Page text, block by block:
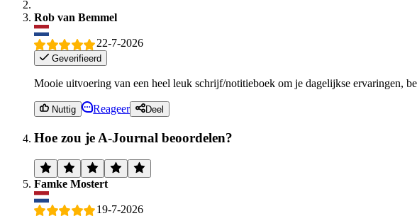
Rob van Bemmel
22-7-2026
Geverifieerd
Mooie uitvoering van een heel leuk schrijf/notitieboek om je dagelijkse ervaringen,
Nuttig Reageer Deel
Hoe zou je A-Journal beoordelen?
Famke Mostert
19-7-2026